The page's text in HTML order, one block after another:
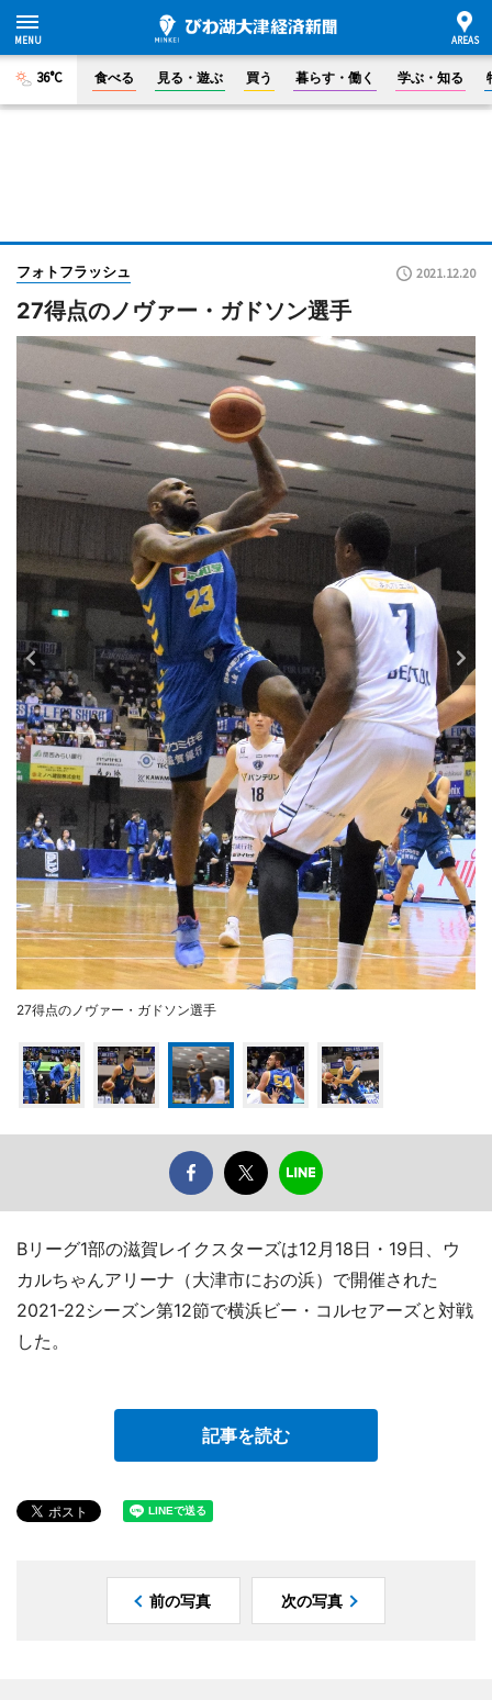
36°C 食べる 見る・遊ぶ 買う 暮らす・働く 学ぶ・知る
フォトフラッシュ 2021.12.20
27得点のノヴァー・ガドソン選手
27得点のノヴァー・ガドソン選手
Bリーグ1部の滋賀レイクスターズは12月18日・19日、ウ
カルちゃんアリーナ（大津市におの浜）で開催された
2021-22シーズン第12節で横浜ビー・コルセアーズと対戦
した。
記事を読む
前の写真 次の写真